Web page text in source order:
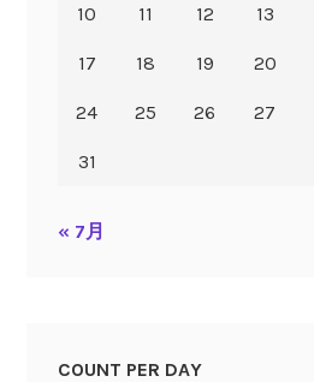
10 11 12 13
17 18 19 20
24 25 26 27
31
« 7月
COUNT PER DAY